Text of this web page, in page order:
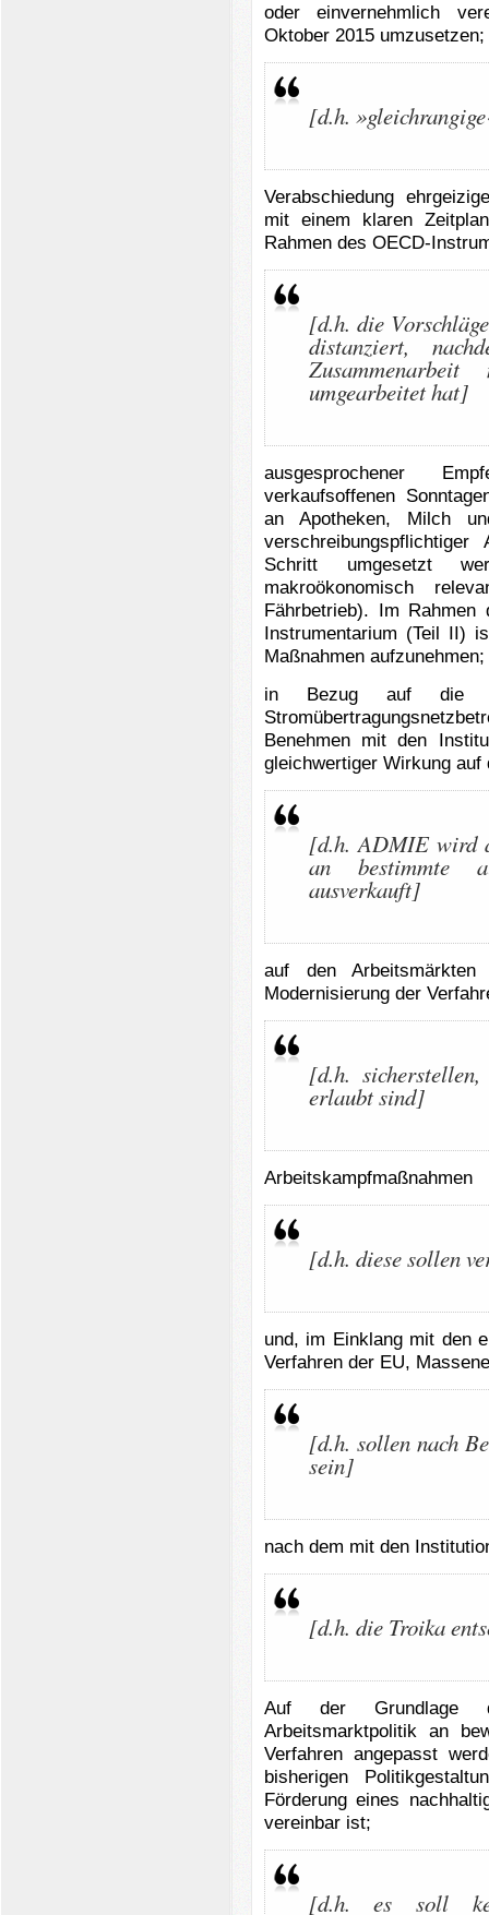
oder einvernehmlich
Oktober 2015 umzusetzen;
[d.h.
Verabschiedung
mit einem klaren
Rahmen des OECD-
[d.h. die
distanziert,
umgearbeitet hat]
ausgesprochener
verkaufsoffenen
an Apotheken, Milch
Schritt umgesetzt
makroökonomisch
Fährbetrieb). Im Rahmen
Instrumentarium (Teil II)
Maßnahmen aufzunehmen;
in Bezug auf die
Benehmen mit den
gleichwertiger Wirkung
[d.h. ADMIE wird
an bestimmte
ausverkauft]
auf den
Modernisierung der
[d.h.
erlaubt sind]
Arbeitskampfmaßnahmen
[d.h. diese sollen
und, im Einklang mit den
Verfahren der EU,
[d.h. sollen nach
sein]
nach dem mit den
[d.h. die Troika
Auf der Grundlage
Arbeitsmarktpolitik an
Verfahren angepasst
bisherigen
Förderung eines
vereinbar ist;
[d.h. es soll